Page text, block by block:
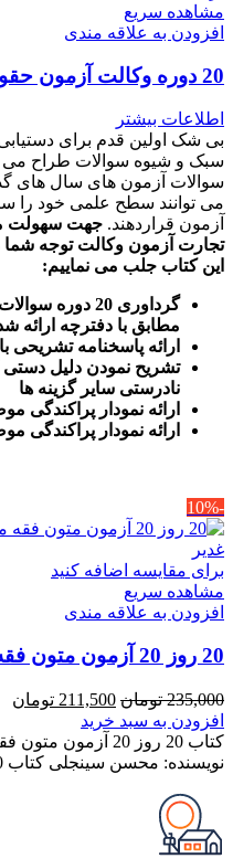
مشاهده سریع
افزودن به علاقه مندی
20 دوره وکالت آزمون حقوق تجارت – چتردانش
اطلاعات بیشتر
بی شک اولین قدم برای
سبک و شیوه سوالات طراح می
سوالات آزمون های سال های
می توانند سطح علمی خود را
آزمون قراردهند.
تجارت آزمون وکالت توجه شما
این کتاب جلب می نماییم:
مطابق با دفترچه
ارائه پاسخنامه تشریحی
تشریح نمودن دلیل
نادرستی سایر گزینه ها
ارائه نمودار
رائه نمودار پراکندگی
-10%
برای مقایسه اضافه کنید
مشاهده سریع
افزودن به علاقه مندی
20 روز 20 آزمون متون فقه مرکز وکلا-سینجلی
235,000 تومان قیمت
اصلی
235,000 تومان
بود.
211,500 تومان
افزودن به سبد خرید
کتاب 20 روز 20
نویسنده: محسن سینجلی کتاب 20 روز 20 آزمون